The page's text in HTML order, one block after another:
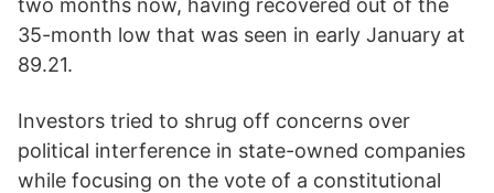
two months now, having recovered out of the
35-month low that was seen in early January at
89.21.
Investors tried to shrug off concerns over
political interference in state-owned companies
while focusing on the vote of a constitutional